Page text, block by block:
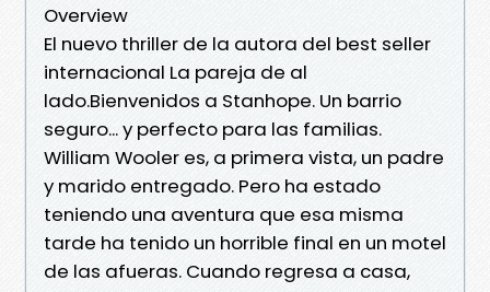
Overview
El nuevo thriller de la autora del best seller
internacional La pareja de al
lado.Bienvenidos a Stanhope. Un barrio
seguro... y perfecto para las familias.
William Wooler es, a primera vista, un padre
y marido entregado. Pero ha estado
teniendo una aventura que esa misma
tarde ha tenido un horrible final en un motel
de las afueras. Cuando regresa a casa,